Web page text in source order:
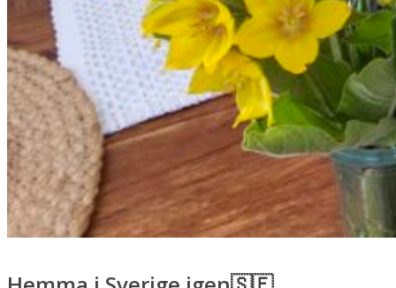
SKOLOR & FÖRETAG
MIN ROMAN!